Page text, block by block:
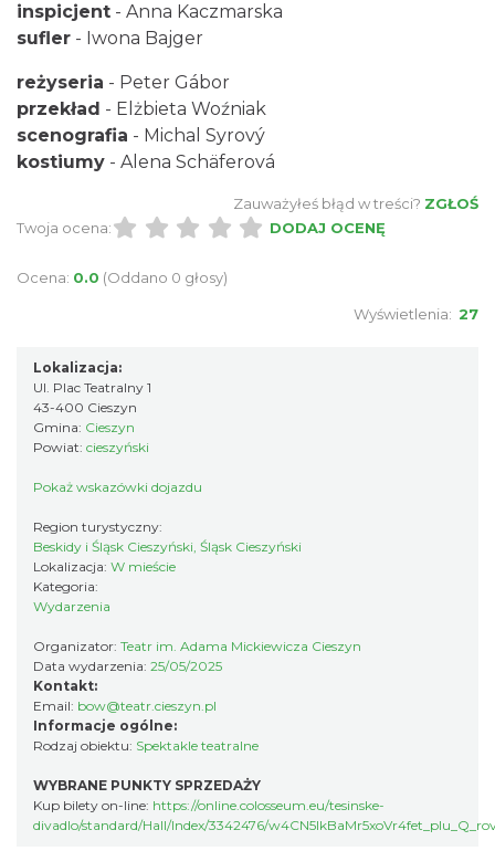
Cieszyn
0.21 km
0.21 km
Cieszyn
0.21 km
Cieszyn
2026-08-08
0.21 km
inspicjent - Anna Kaczmarska
sufler - Iwona Bajger
reżyseria - Peter Gábor
przekład - Elżbieta Woźniak
scenografia - Michal Syrový
kostiumy - Alena Schäferová
Zauważyłeś błąd w treści? ZGŁOŚ
Twoja ocena:
DODAJ OCENĘ
Ocena: 0.0 (Oddano 0 głosy)
Wyświetlenia: 27
Lokalizacja:
Ul. Plac Teatralny 1
43-400 Cieszyn
Gmina: Cieszyn
Powiat: cieszyński
Pokaż wskazówki dojazdu
Region turystyczny:
Beskidy i Śląsk Cieszyński, Śląsk Cieszyński
Lokalizacja: W mieście
Kategoria:
Wydarzenia
Organizator: Teatr im. Adama Mickiewicza Cieszyn
Data wydarzenia: 25/05/2025
Kontakt:
Email: bow@teatr.cieszyn.pl
Informacje ogólne:
Rodzaj obiektu: Spektakle teatralne
WYBRANE PUNKTY SPRZEDAŻY
Kup bilety on-line: https://online.colosseum.eu/tesinske-
divadlo/standard/Hall/Index/3342476/